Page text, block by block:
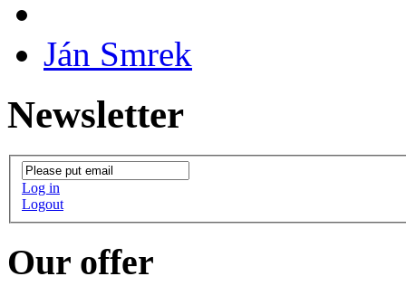
Ján Smrek
Newsletter
Log in
Logout
Our offer